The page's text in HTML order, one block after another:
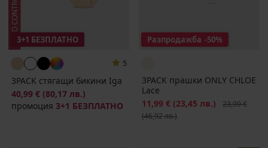
3+1 БЕЗПЛАТНО
5
3PACK стягащи бикини Iga
40,99 € (80,17 лв.)
промоция 3+1 БЕЗПЛАТНО
Разпродажба -50%
3PACK прашки ONLY CHLOE
Lacе
Намаление
11,99 € (23,45 лв.)
23,99 €
(46,92 лв.)